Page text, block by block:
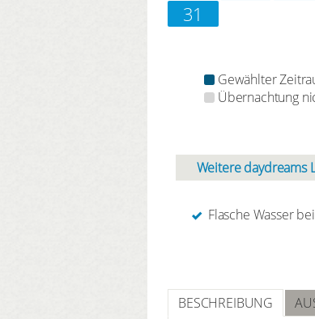
31
Gewählter
Übernachtung
Weitere daydreams
Flasche Wasser
BESCHREIBUNG